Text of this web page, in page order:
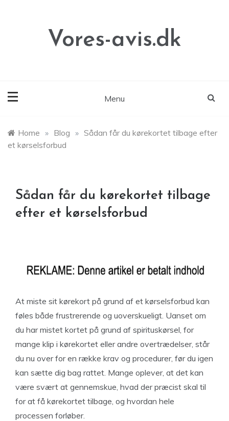
Vores-avis.dk
Menu
Home » Blog » Sådan får du kørekortet tilbage efter
et kørselsforbud
Sådan får du kørekortet tilbage
efter et kørselsforbud
At miste sit kørekort på grund af et kørselsforbud kan
føles både frustrerende og uoverskueligt. Uanset om
du har mistet kortet på grund af spirituskørsel, for
mange klip i kørekortet eller andre overtrædelser, står
du nu over for en række krav og procedurer, før du igen
kan sætte dig bag rattet. Mange oplever, at det kan
være svært at gennemskue, hvad der præcist skal til
for at få kørekortet tilbage, og hvordan hele
processen forløber.